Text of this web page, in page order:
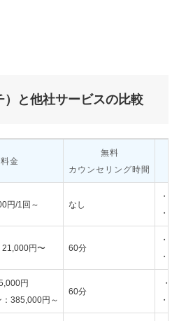
と他社サービスの比較
料金
無料
カウンセリング時間
円/1回～ なし
・
・
21,000円〜 60分
・
・
円
385,000円～
60分
・
・